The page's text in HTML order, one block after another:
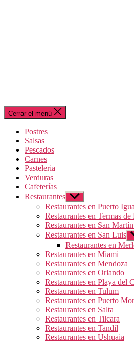
Cerrar el menú
Postres
Salsas
Pescados
Carnes
Pasteleria
Verduras
Cafeterías
Restaurantes Mostrar
el
submenú
Restaurantes en Puerto
Restaurantes en Termas
Restaurantes en San
Restaurantes en San Luis
Restaurantes en
Restaurantes en Miami
Restaurantes en Mendoza
Restaurantes en Orlando
Restaurantes en Playa del
Restaurantes en Tulum
Restaurantes en Puerto
Restaurantes en Salta
Restaurantes en Tilcara
Restaurantes en Tandil
Restaurantes en Ushuaia